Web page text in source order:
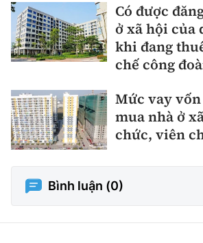
Có được
ở xã hội của
khi đang
chế công
Mức vay
mua nhà ở
chức, viên
Bình luận (0)